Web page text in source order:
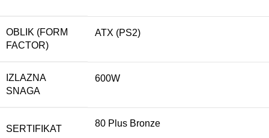
OBLIK (FORM
FACTOR)
ATX (PS2)
IZLAZNA
SNAGA
600W
SERTIFIKAT
80 Plus Bronze